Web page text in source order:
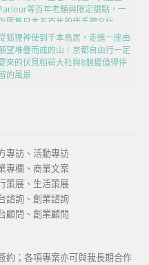
等百年老舖與限定甜點，一
匯集日本五百年的伴手禮文化
狐狸神使到千本鳥居，走進一座由
望堆疊而成的山｜京都自由行一定
來的伏見稻荷大社與8個最值得停
的風景
專訪、活動專訪
專欄、商業文案
策展、生活策展
諮詢、創業諮詢
顧問、創業顧問
約；各項專案亦可與我長期合作